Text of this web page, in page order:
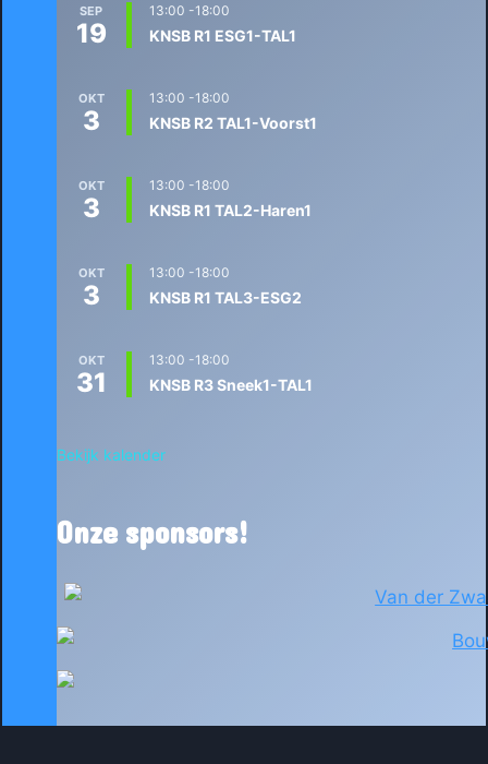
SEP
19
13:00 -18:00
KNSB R1 ESG1-TAL1
OKT
3
13:00 -18:00
KNSB R2 TAL1-Voorst1
OKT
3
13:00 -18:00
KNSB R1 TAL2-Haren1
OKT
3
13:00 -18:00
KNSB R1 TAL3-ESG2
OKT
31
13:00 -18:00
KNSB R3 Sneek1-TAL1
Bekijk kalender
Onze sponsors!